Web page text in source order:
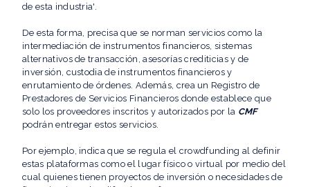
de esta industria'.
De esta forma, precisa que se norman servicios como la
intermediación de instrumentos financieros, sistemas
alternativos de transacción, asesorías crediticias y de
inversión, custodia de instrumentos financieros y
enrutamiento de órdenes. Además, crea un Registro de
Prestadores de Servicios Financieros donde establece que
solo los proveedores inscritos y autorizados por la CMF
podrán entregar estos servicios.
Por ejemplo, indica que se regula el crowdfunding al definir
estas plataformas como el lugar físico o virtual por medio del
cual quienes tienen proyectos de inversión o necesidades de